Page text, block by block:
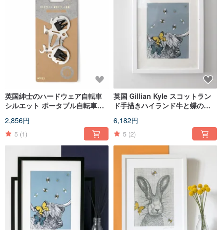
英国紳士のハードウェア自転車
シルエット ポータブル自転車修
2,856円
5 (1)
英国 Gillian Kyle スコットラン
ド手描きハイランド牛と蝶のウ
6,182円
5 (2)